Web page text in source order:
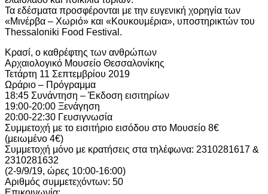
Τα εδέσματα προσφέρονται με την ευγενική χορηγία των
«Μινέρβα – Χωριό» και «Κουκουμέρια», υποστηρικτών του
Thessaloniki Food Festival.
Κρασί, ο καθρέφτης των ανθρώπων
Αρχαιολογικό Μουσείο Θεσσαλονίκης
Τετάρτη 11 Σεπτεμβρίου 2019
Ωράριο – Πρόγραμμα
18:45 Συνάντηση – Έκδοση εισιτηρίων
19:00-20:00 Ξενάγηση
20:00-22:30 Γευσιγνωσία
Συμμετοχή με το εισιτήριο εισόδου στο Μουσείο 8€
(μειωμένο 4€)
Συμμετοχή μόνο με κρατήσεις στα τηλέφωνα: 2310281617 &
2310281632
(2-9/9/19, ώρες 10:00-16:00)
Αριθμός συμμετεχόντων: 50